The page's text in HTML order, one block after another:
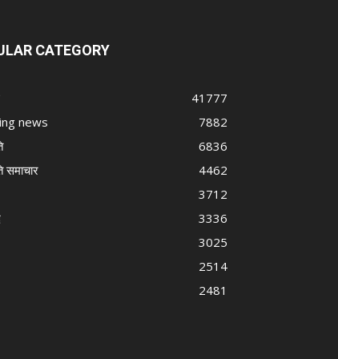
CATEGORY
41777
news
7882
6836
समाचार
4462
3712
3336
3025
2514
2481